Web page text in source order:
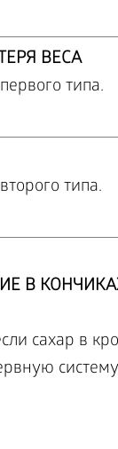
ВЕСА
типа.
типа.
В
сахар в